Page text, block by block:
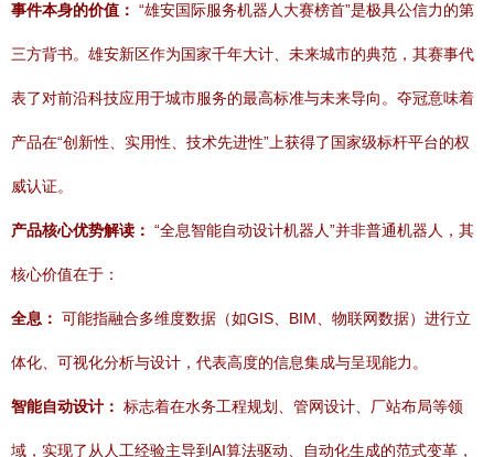
事件本身的价值： “雄安国际服务机器人大赛榜首”是极具公信力的第
三方背书。雄安新区作为国家千年大计、未来城市的典范，其赛事代
表了对前沿科技应用于城市服务的最高标准与未来导向。夺冠意味着
产品在“创新性、实用性、技术先进性”上获得了国家级标杆平台的权
威认证。
产品核心优势解读： “全息智能自动设计机器人”并非普通机器人，其
核心价值在于：
全息： 可能指融合多维度数据（如GIS、BIM、物联网数据）进行立
体化、可视化分析与设计，代表高度的信息集成与呈现能力。
智能自动设计： 标志着在水务工程规划、管网设计、厂站布局等领
域，实现了从人工经验主导到AI算法驱动、自动化生成的范式变革，